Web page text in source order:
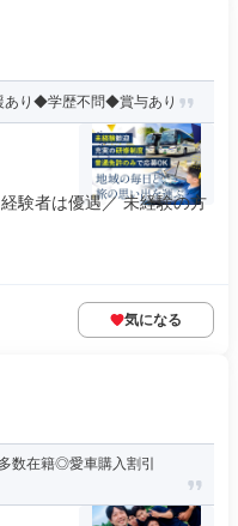
あり◆学歴不問◆賞与あり
験者は優遇／ 未経験の方
気になる
数在籍◎愛車購入割引